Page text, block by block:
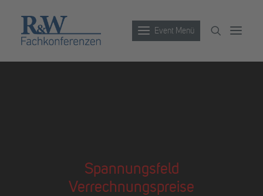
Event Menü
Spannungsfeld
Verrechnungspreise